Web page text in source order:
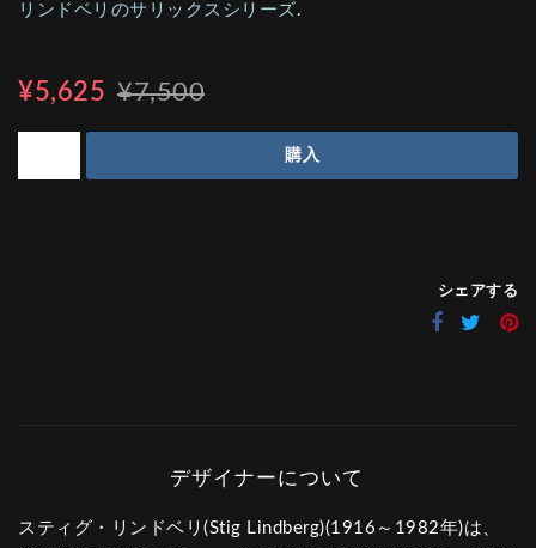
リンドベリのサリックスシリーズ .
¥7,500
¥5,625
購入
シェアする
スティグ・リンドベリ(Stig Lindberg)(1916～1982年)は、